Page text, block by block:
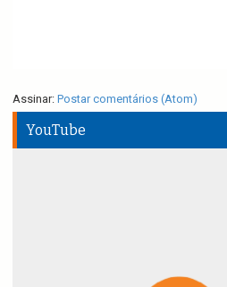
Assinar: Postar comentários (Atom)
YouTube